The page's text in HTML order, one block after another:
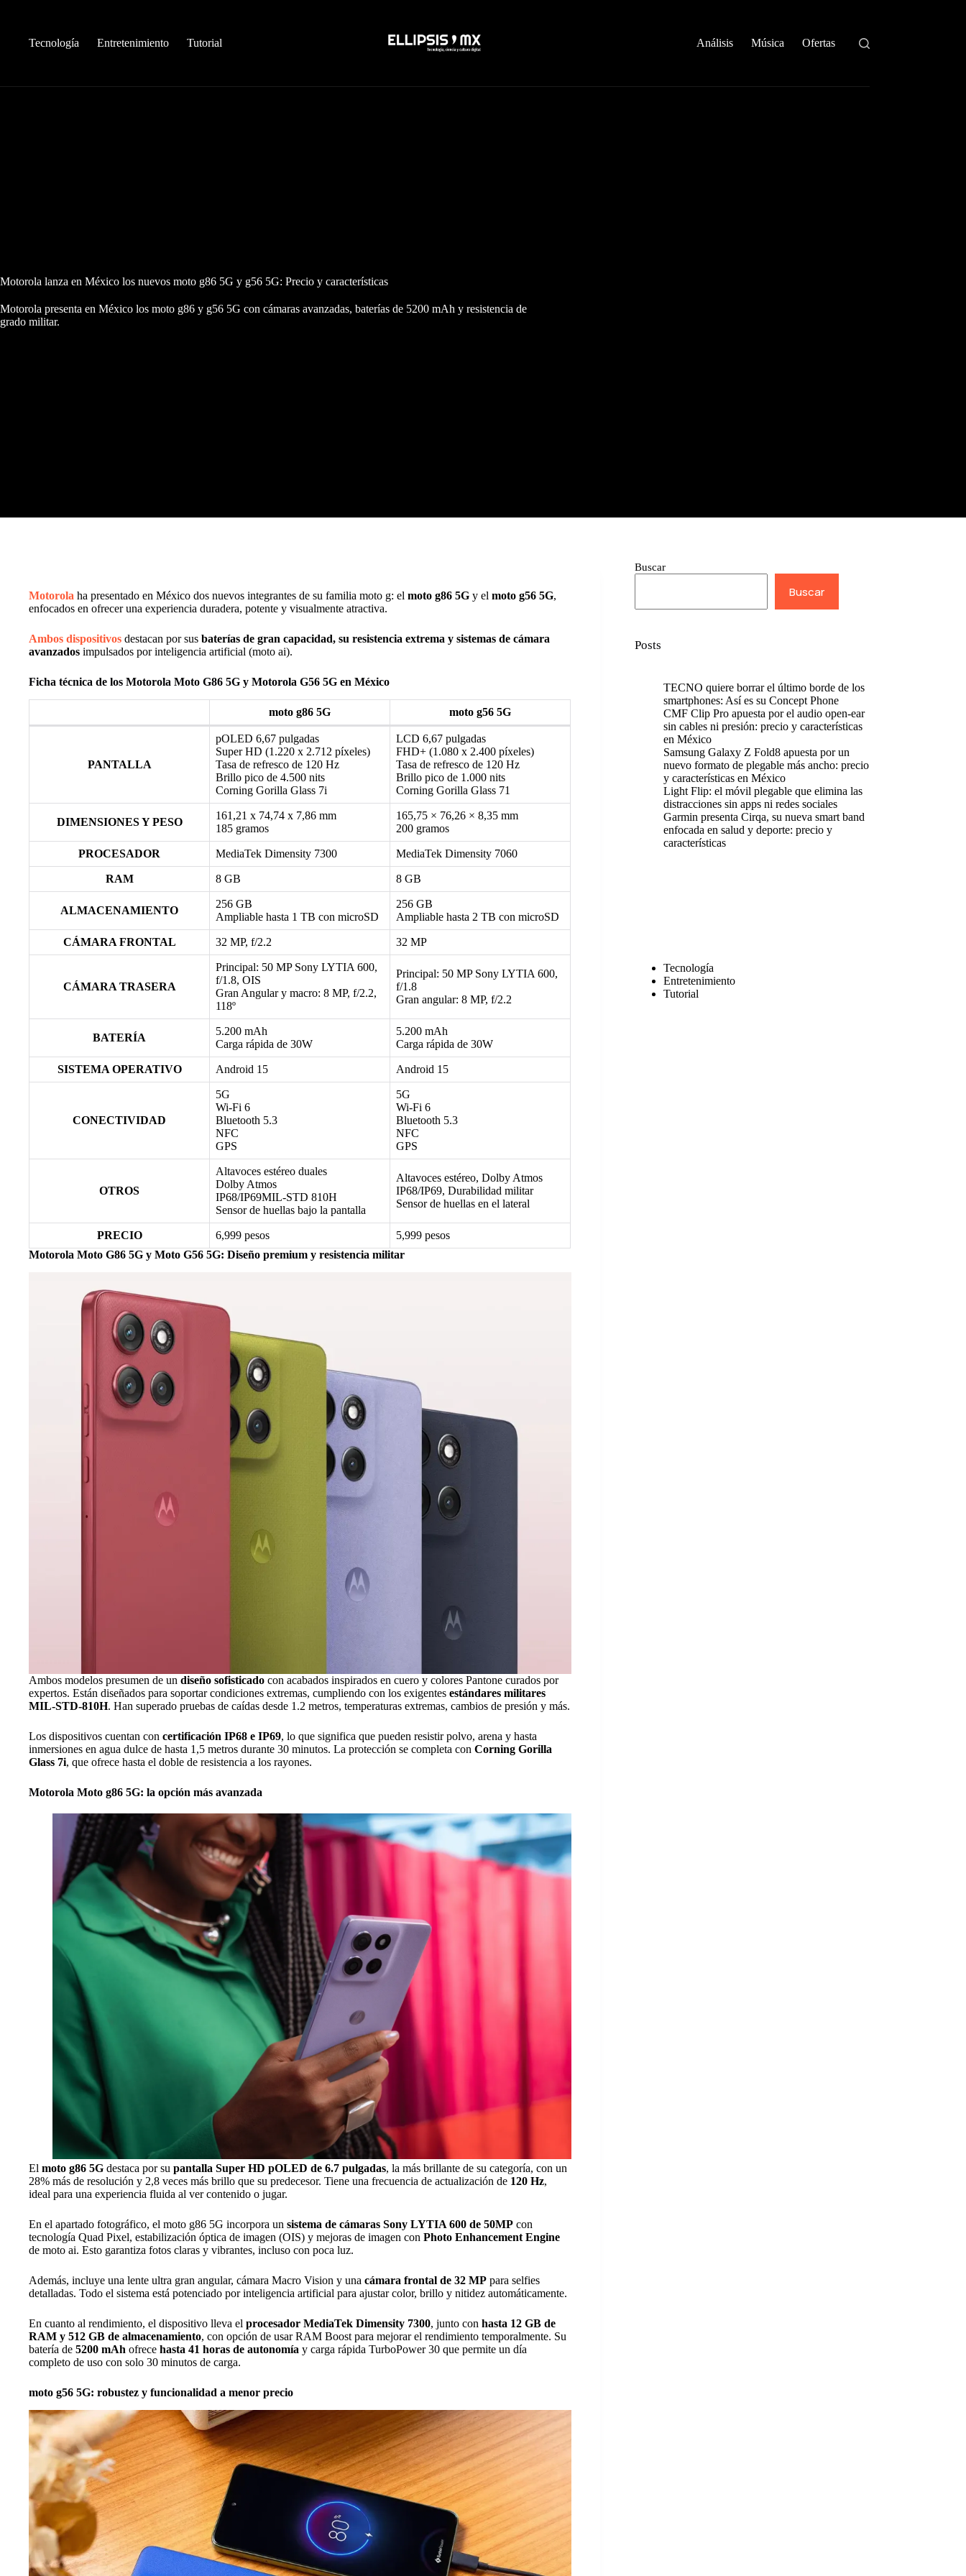
Tecnología
Entretenimiento Tutorial Análisis Música Ofertas
Motorola lanza en México los nuevos moto g86 5G y g56 5G: Precio y características
Motorola presenta en México los moto g86 y g56 5G con cámaras avanzadas, baterías de 5200 mAh y resistencia de
grado militar.
Motorola ha presentado en México dos nuevos integrantes de su familia moto g: el moto g86 5G y el moto g56 5G,
enfocados en ofrecer una experiencia duradera, potente y visualmente atractiva.
Ambos dispositivos destacan por sus baterías de gran capacidad, su resistencia extrema y sistemas de cámara
avanzados impulsados por inteligencia artificial (moto ai).
Ficha técnica de los Motorola Moto G86 5G y Motorola G56 5G en México
moto g86 5G moto g56 5G
PANTALLA
pOLED 6,67 pulgadas
Super HD (1.220 x 2.712 píxeles)
Tasa de refresco de 120 Hz
Brillo pico de 4.500 nits
Corning Gorilla Glass 7i
LCD 6,67 pulgadas
FHD+ (1.080 x 2.400 píxeles)
Tasa de refresco de 120 Hz
Brillo pico de 1.000 nits
Corning Gorilla Glass 71
DIMENSIONES Y PESO
161,21 x 74,74 x 7,86 mm
185 gramos
165,75 × 76,26 × 8,35 mm
200 gramos
PROCESADOR MediaTek Dimensity 7300 MediaTek Dimensity 7060
RAM 8 GB 8 GB
ALMACENAMIENTO
256 GB
Ampliable hasta 1 TB con microSD
256 GB
Ampliable hasta 2 TB con microSD
CÁMARA FRONTAL 32 MP, f/2.2 32 MP
CÁMARA TRASERA
Principal: 50 MP Sony LYTIA 600,
f/1.8, OIS
Gran Angular y macro: 8 MP, f/2.2,
118º
Principal: 50 MP Sony LYTIA 600,
f/1.8
Gran angular: 8 MP, f/2.2
BATERÍA
5.200 mAh
Carga rápida de 30W
5.200 mAh
Carga rápida de 30W
SISTEMA OPERATIVO Android 15 Android 15
CONECTIVIDAD
5G
Wi-Fi 6
Bluetooth 5.3
NFC
GPS
5G
Wi-Fi 6
Bluetooth 5.3
NFC
GPS
OTROS
Altavoces estéreo duales
Dolby Atmos
IP68/IP69MIL-STD 810H
Sensor de huellas bajo la pantalla
Altavoces estéreo, Dolby Atmos
IP68/IP69, Durabilidad militar
Sensor de huellas en el lateral
PRECIO 6,999 pesos
5,999 pesos
Motorola Moto G86 5G y Moto G56 5G: Diseño premium y resistencia militar
Ambos modelos presumen de un diseño sofisticado con acabados inspirados en cuero y colores Pantone curados por
expertos. Están diseñados para soportar condiciones extremas, cumpliendo con los exigentes estándares militares
MIL-STD-810H. Han superado pruebas de caídas desde 1.2 metros, temperaturas extremas, cambios de presión y más.
Los dispositivos cuentan con certificación IP68 e IP69, lo que significa que pueden resistir polvo, arena y hasta
inmersiones en agua dulce de hasta 1,5 metros durante 30 minutos. La protección se completa con Corning Gorilla
Glass 7i, que ofrece hasta el doble de resistencia a los rayones.
Motorola Moto g86 5G: la opción más avanzada
El moto g86 5G destaca por su pantalla Super HD pOLED de 6.7 pulgadas, la más brillante de su categoría, con un
28% más de resolución y 2,8 veces más brillo que su predecesor. Tiene una frecuencia de actualización de 120 Hz,
ideal para una experiencia fluida al ver contenido o jugar.
En el apartado fotográfico, el moto g86 5G incorpora un sistema de cámaras Sony LYTIA 600 de 50MP con
tecnología Quad Pixel, estabilización óptica de imagen (OIS) y mejoras de imagen con Photo Enhancement Engine
de moto ai. Esto garantiza fotos claras y vibrantes, incluso con poca luz.
Además, incluye una lente ultra gran angular, cámara Macro Vision y una cámara frontal de 32 MP para selfies
detalladas. Todo el sistema está potenciado por inteligencia artificial para ajustar color, brillo y nitidez automáticamente.
En cuanto al rendimiento, el dispositivo lleva el procesador MediaTek Dimensity 7300, junto con hasta 12 GB de
RAM y 512 GB de almacenamiento, con opción de usar RAM Boost para mejorar el rendimiento temporalmente. Su
batería de 5200 mAh ofrece hasta 41 horas de autonomía y carga rápida TurboPower 30 que permite un día
completo de uso con solo 30 minutos de carga.
moto g56 5G: robustez y funcionalidad a menor precio
Buscar
Buscar
Posts
TECNO quiere borrar el último borde de los
smartphones: Así es su Concept Phone
CMF Clip Pro apuesta por el audio open-ear
sin cables ni presión: precio y características
en México
Samsung Galaxy Z Fold8 apuesta por un
nuevo formato de plegable más ancho: precio
y características en México
Light Flip: el móvil plegable que elimina las
distracciones sin apps ni redes sociales
Garmin presenta Cirqa, su nueva smart band
enfocada en salud y deporte: precio y
características
Tecnología
Entretenimiento
Tutorial